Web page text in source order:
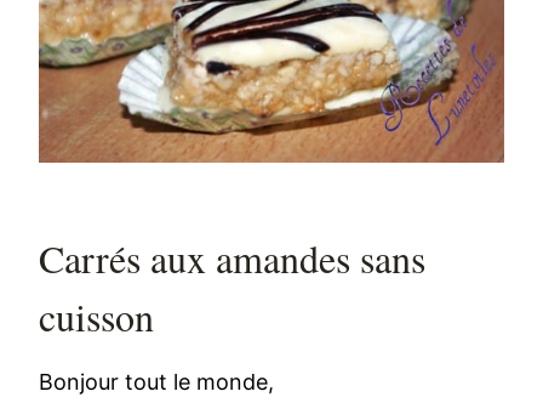
Carrés aux amandes sans
cuisson
Bonjour tout le monde,